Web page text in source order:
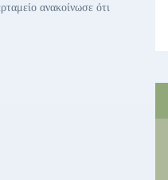
ανακοίνωσε ότι
Γκόλια συμβάλει
του